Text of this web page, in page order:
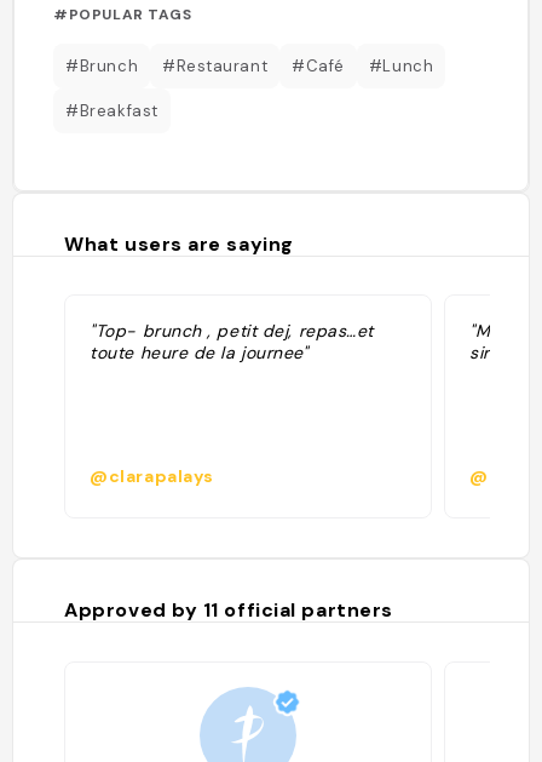
#POPULAR TAGS
#Brunch #Restaurant #Café #Lunch
#Breakfast
What users are saying
"Top- brunch , petit dej, repas…et
toute heure de la journee"
@clarapalays
sirop
Approved by 11 official partners